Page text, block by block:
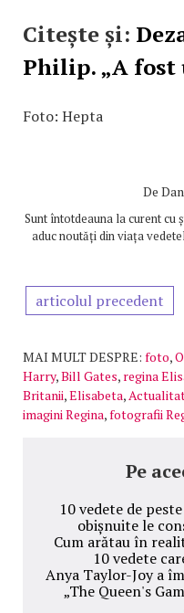
Citește și:
Philip. „A fost
Foto: Hepta
De
Sunt întotdeauna la curent cu
aduc noutăți din viața
articolul precedent
MAI MULT DESPRE: foto,
Harry,Bill Gates, regina
Britanii,Elisabeta,
imagini Regina,fotografii
Pe
10 vedete de
obișnuite le
Cum arătau în
10 vedete
Anya Taylor-Joy a
„The Queen's